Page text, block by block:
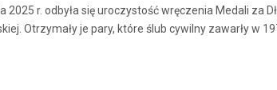
2025 r. odbyła się uroczystość wręczenia Medali za
Otrzymały je pary, które ślub cywilny zawarły w